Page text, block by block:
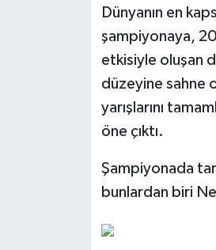
Dünyanın en
şampiyonaya, 20
etkisiyle oluşan
düzeyine sahne
yarışlarını
öne çıktı.
Şampiyonada
bunlardan biri